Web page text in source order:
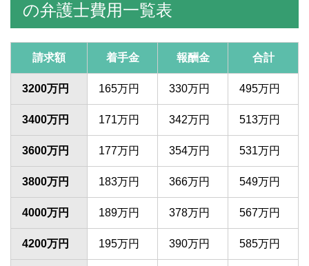
の弁護士費用一覧表
請求額 着手金 報酬金 合計
3200万円 165万円 330万円 495万円
3400万円 171万円 342万円 513万円
3600万円 177万円 354万円 531万円
3800万円 183万円 366万円 549万円
4000万円 189万円 378万円 567万円
4200万円 195万円 390万円 585万円